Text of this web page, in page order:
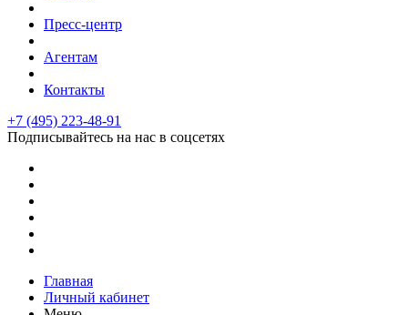
Пресс-центр
Агентам
Контакты
+7 (495) 223-48-91
Подписывайтесь на нас в соцсетях
Главная
Личный кабинет